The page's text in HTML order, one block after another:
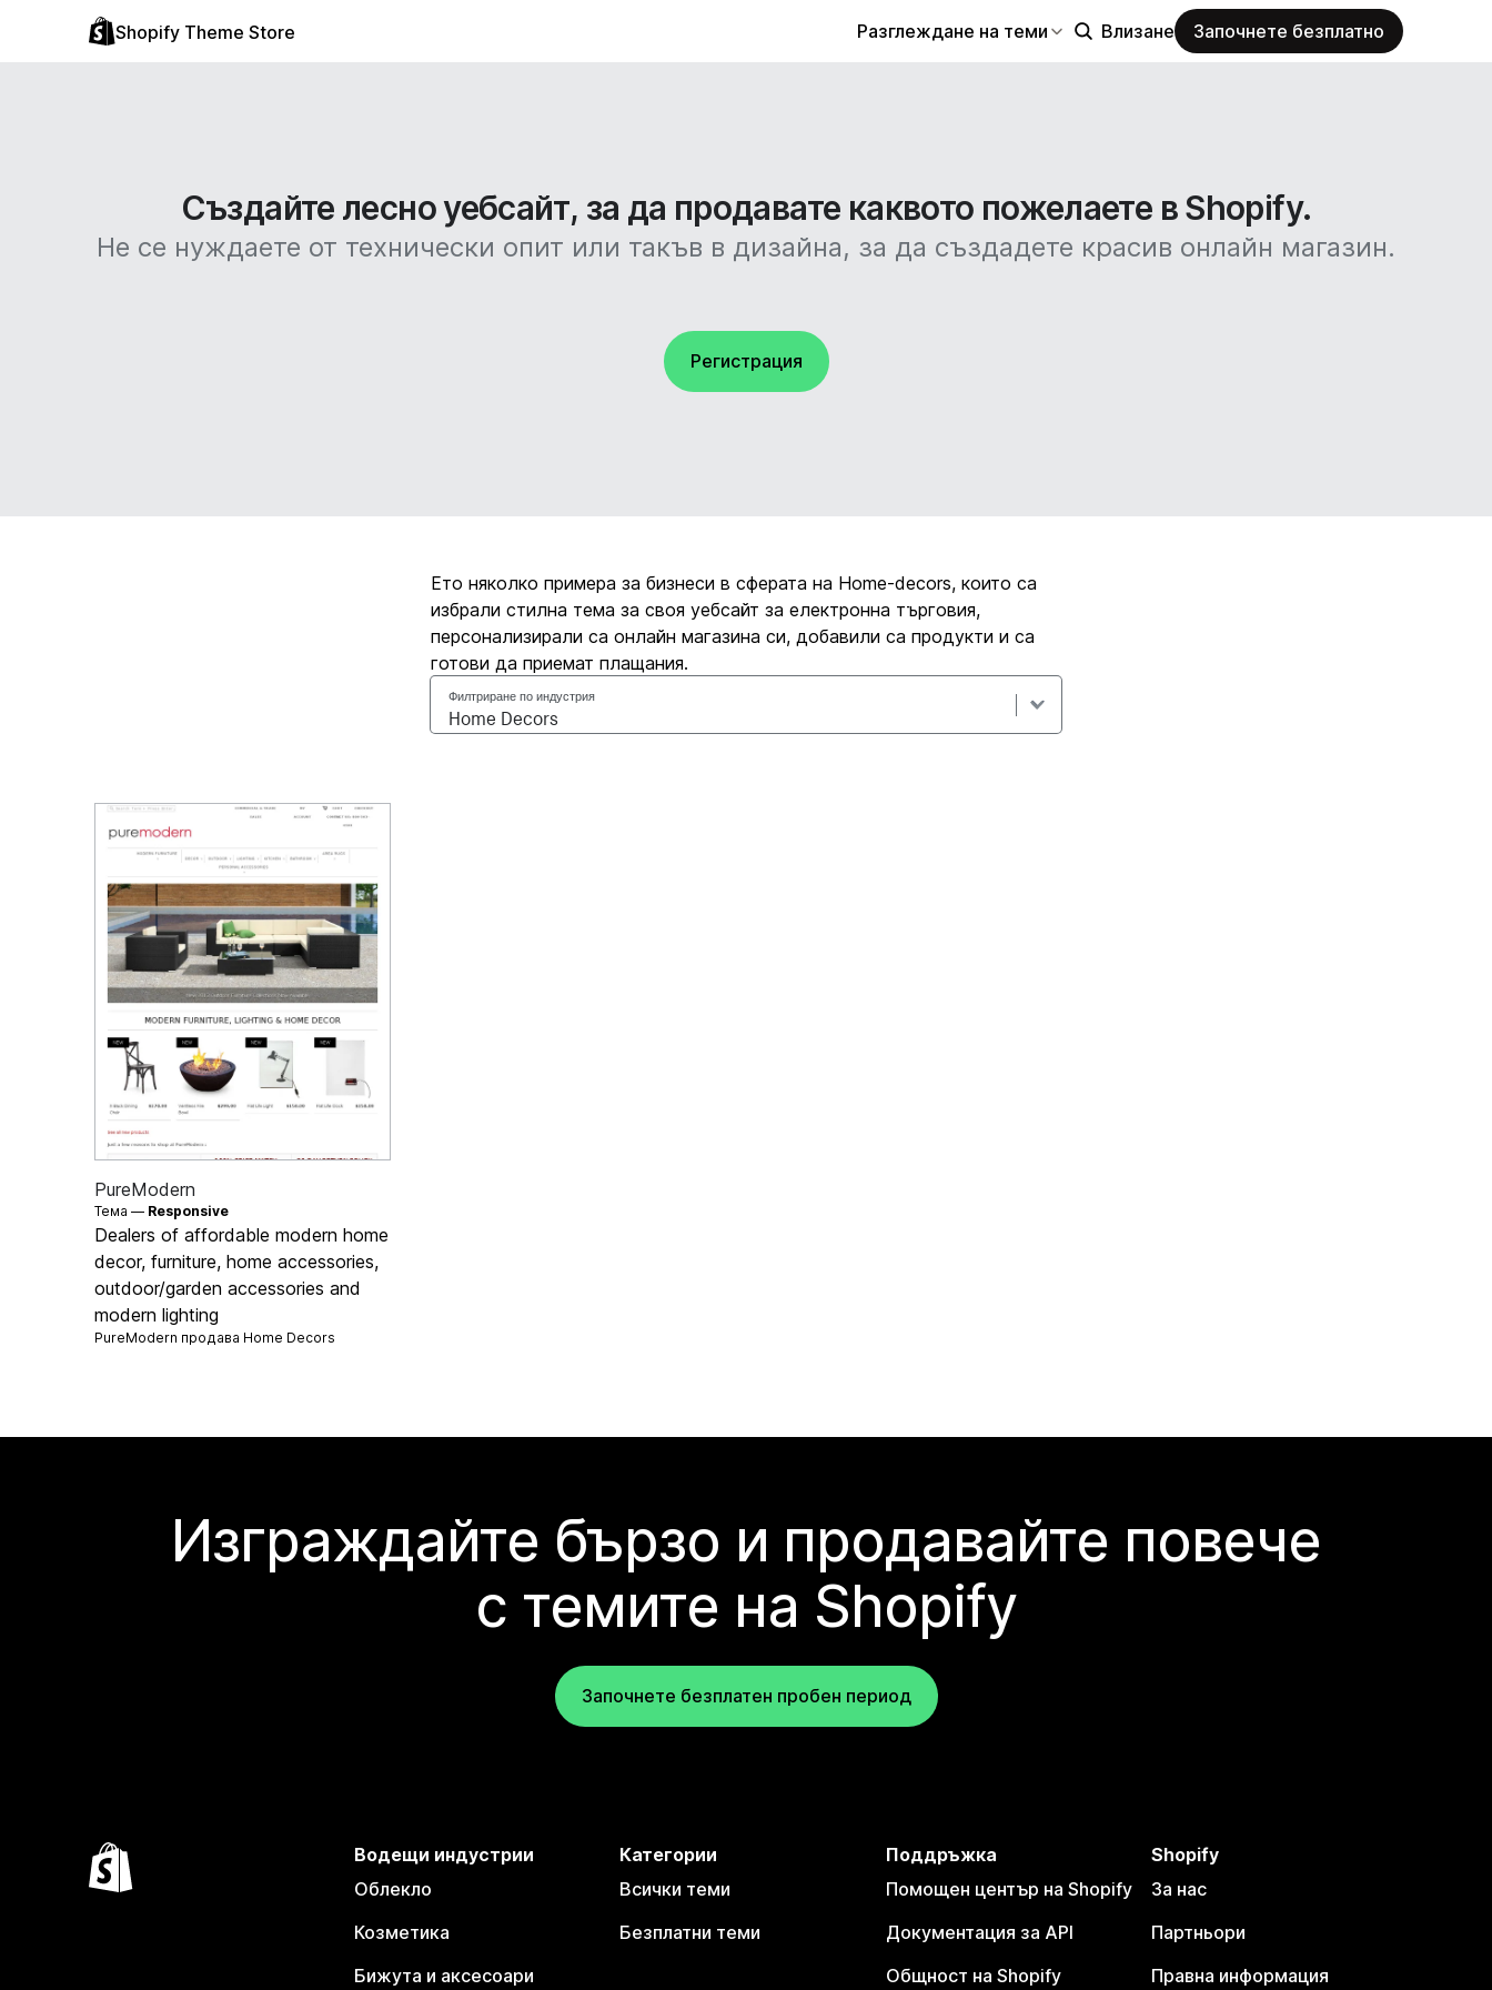
Shopify Theme Store Разглеждане на теми Влизане Започнете безплатно
Създайте лесно уебсайт, за да продавате каквото пожелаете в Shopify.
Не се нуждаете от технически опит или такъв в дизайна, за да създадете красив онлайн магазин.
Регистрация
Ето няколко примера за бизнеси в сферата на Home-decors, които са
избрали стилна тема за своя уебсайт за електронна търговия,
персонализирали са онлайн магазина си, добавили са продукти и са
готови да приемат плащания.
Филтриране по индустрия
PureModern
Тема — Responsive
Dealers of affordable modern home
decor, furniture, home accessories,
outdoor/garden accessories and
modern lighting
PureModern продава Home Decors
Изграждайте бързо и продавайте повече
с темите на Shopify
Започнете безплатен пробен период
Водещи индустрии
Облекло
Козметика
Бижута и аксесоари
Категории
Всички теми
Безплатни теми
Поддръжка
Помощен център на Shopify
Документация за API
Общност на Shopify
Shopify
За нас
Партньори
Правна информация